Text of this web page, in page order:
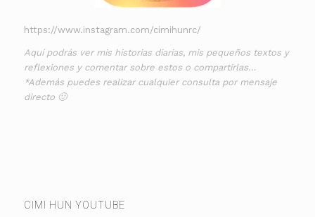
https://www.instagram.com/cimihunrc/
Aquí podrás ver mis historias diarias, mis pequeños textos y
reflexiones y comentar sobre estos o compartirlas…
*Además puedes realizar cualquier consulta por mensaje
directo 🙂
CIMI HUN YOUTUBE